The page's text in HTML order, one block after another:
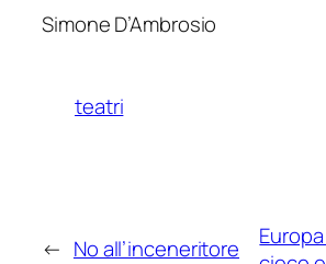
Simone D’Ambrosio
teatri
← No all’inceneritore